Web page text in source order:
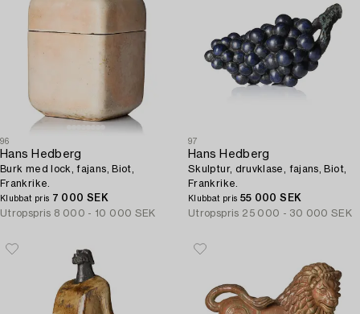
96
Hans Hedberg
Burk med lock, fajans, Biot,
Frankrike.
Klubbat pris 7 000 SEK
Utropspris 8 000 - 10 000 SEK
97
Hans Hedberg
Skulptur, druvklase, fajans, Biot,
Frankrike.
Klubbat pris 55 000 SEK
Utropspris 25 000 - 30 000 SEK